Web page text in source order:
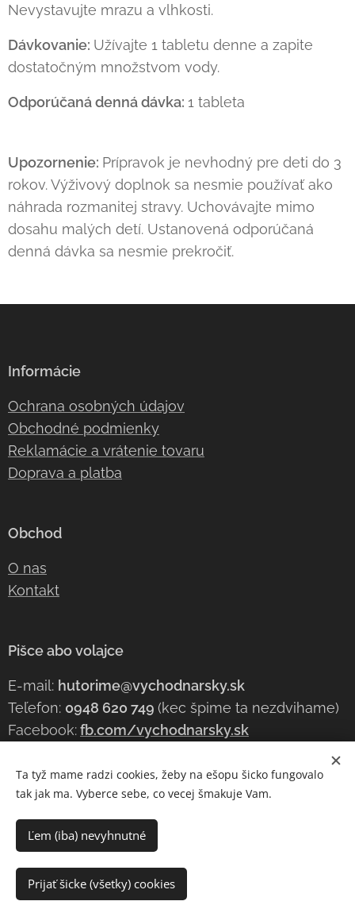
Do košíka
Nevystavujte mrazu a vlhkosti.
Dávkovanie: Užívajte 1 tabletu denne a zapite
dostatočným množstvom vody.
Odporúčaná denná dávka: 1 tableta
Upozornenie: Prípravok je nevhodný pre deti do 3
rokov. Výživový doplnok sa nesmie používať ako
náhrada rozmanitej stravy. Uchovávajte mimo
dosahu malých detí. Ustanovená odporúčaná
denná dávka sa nesmie prekročiť.
Informácie
Ochrana osobných údajov
Obchodné podmienky
Reklamácie a vrátenie tovaru
Doprava a platba
Obchod
O nas
Kontakt
Pišce abo volajce
E-mail: hutorime@vychodnarsky.sk
Teľefon: 0948 620 749 (kec špime ta nezdvihame)
Facebook:fb.com/vychodnarsky.sk
(c) 2023 vychodňarsky.sk | Šicke kravy mame ohradzene!
Ta tyž mame radzi cookies, žeby na ešopu šicko fungovalo
tak jak ma. Vyberce sebe, co vecej šmakuje Vam.
Ľem (iba) nevyhnutné
Prijať šicke (všetky) cookies